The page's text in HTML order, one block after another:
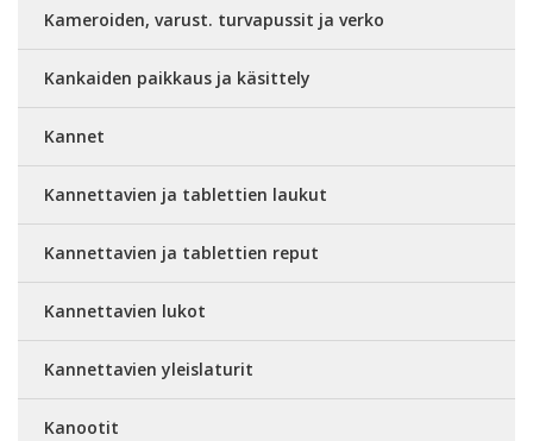
Kameroiden, varust. turvapussit ja verko
Kankaiden paikkaus ja käsittely
Kannet
Kannettavien ja tablettien laukut
Kannettavien ja tablettien reput
Kannettavien lukot
Kannettavien yleislaturit
Kanootit